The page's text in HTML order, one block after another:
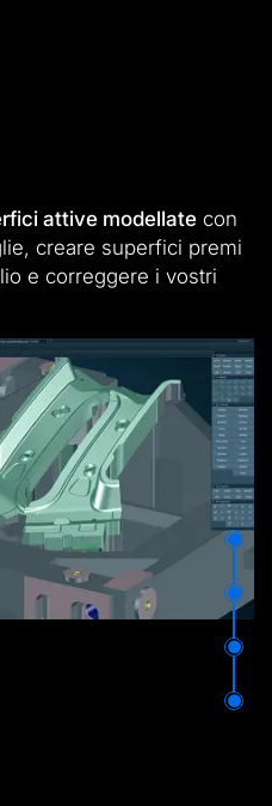
attive modellatecon
creare superfici premi
e correggere i vostri
⬤
⬤
⬤
⬤